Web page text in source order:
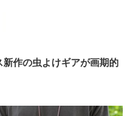
作の虫よけギアが画期的